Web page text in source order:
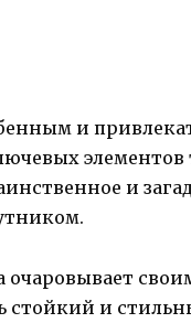
и
элементов
и
стойкий и